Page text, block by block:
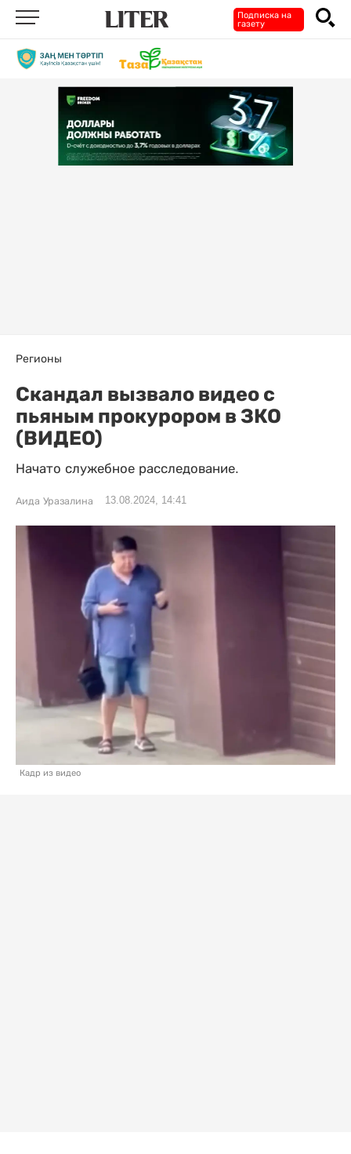
Подписка на
газету
Регионы
Скандал вызвало видео с
пьяным прокурором в ЗКО
(ВИДЕО)
Начато служебное расследование.
Аида Уразалина 13.08.2024, 14:41
Кадр из видео